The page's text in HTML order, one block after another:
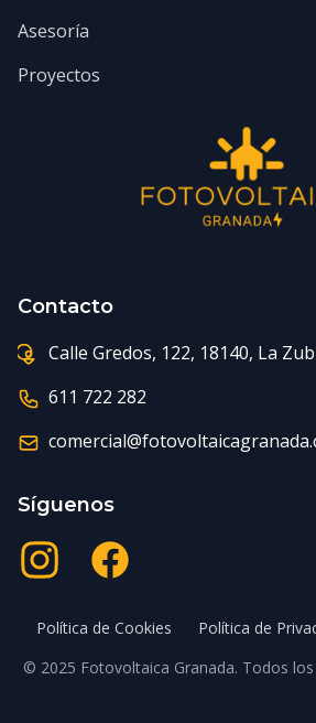
Asesoría
Proyectos
Contacto
Calle Gredos, 122, 18140, La
611 722 282
Síguenos
InstagramFacebook
Política de Cookies Política de
© 2025 Fotovoltaica Granada. Todos